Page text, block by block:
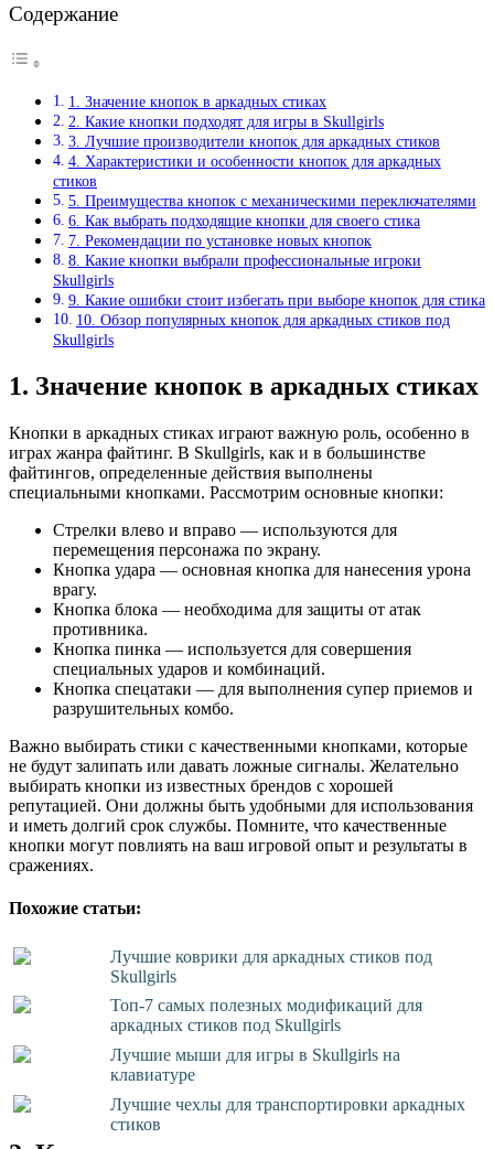
Содержание
1. Значение кнопок в аркадных стиках
2. Какие кнопки подходят для игры в Skullgirls
3. Лучшие производители кнопок для аркадных стиков
4. Характеристики и особенности кнопок для аркадных
стиков
5. Преимущества кнопок с механическими переключателями
6. Как выбрать подходящие кнопки для своего стика
7. Рекомендации по установке новых кнопок
8. Какие кнопки выбрали профессиональные игроки
Skullgirls
9. Какие ошибки стоит избегать при выборе кнопок для стика
10. Обзор популярных кнопок для аркадных стиков под
Skullgirls
1. Значение кнопок в аркадных стиках
Кнопки в аркадных стиках играют важную роль, особенно в
играх жанра файтинг. В Skullgirls, как и в большинстве
файтингов, определенные действия выполнены
специальными кнопками. Рассмотрим основные кнопки:
Стрелки влево и вправо — используются для
перемещения персонажа по экрану.
Кнопка удара — основная кнопка для нанесения урона
врагу.
Кнопка блока — необходима для защиты от атак
противника.
Кнопка пинка — используется для совершения
специальных ударов и комбинаций.
Кнопка спецатаки — для выполнения супер приемов и
разрушительных комбо.
Важно выбирать стики с качественными кнопками, которые
не будут залипать или давать ложные сигналы. Желательно
выбирать кнопки из известных брендов с хорошей
репутацией. Они должны быть удобными для использования
и иметь долгий срок службы. Помните, что качественные
кнопки могут повлиять на ваш игровой опыт и результаты в
сражениях.
Похожие статьи:
Лучшие коврики для аркадных стиков под
Skullgirls
Топ-7 самых полезных модификаций для
аркадных стиков под Skullgirls
Лучшие мыши для игры в Skullgirls на
клавиатуре
Лучшие чехлы для транспортировки аркадных
стиков